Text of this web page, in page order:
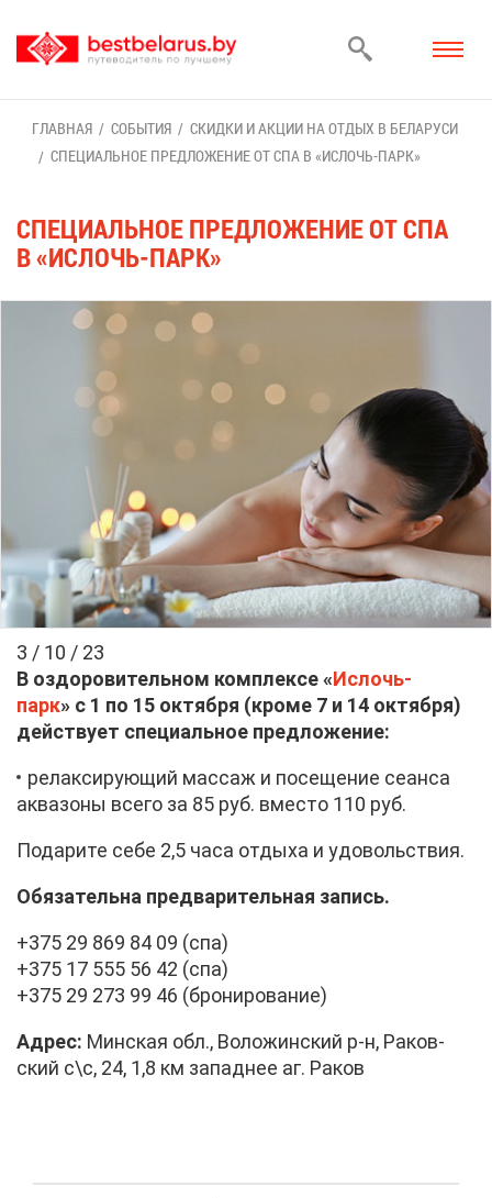
ГЛАВ­НАЯ СО­БЫ­ТИЯ
СКИД­КИ И АК­ЦИИ НА ОТ­ДЫХ В БЕ­ЛА­РУ­СИ
СПЕ­ЦИ­АЛЬ­НОЕ ПРЕД­ЛО­ЖЕ­НИЕ ОТ СПА В «ИС­ЛОЧЬ-ПАРК»
СПЕ­ЦИ­АЛЬ­НОЕ ПРЕД­ЛО­ЖЕ­НИЕ ОТ СПА
В «ИС­ЛОЧЬ-ПАРК»
3 / 10 / 23
В оздо­ро­ви­тель­ном ком­плек­се «Ис­лочь-
парк» с 1 по 15 ок­тяб­ря (кро­ме 7 и 14 ок­тяб­ря)
дей­ству­ет спе­ци­аль­ное пред­ло­же­ние:
ре­лак­си­ру­ю­щий мас­саж и по­се­ще­ние се­ан­са
ак­ва­зо­ны все­го за 85 руб. вме­сто 110 руб.
По­да­ри­те се­бе 2,5 ча­са от­ды­ха и удо­воль­ствия.
Обя­за­тель­на пред­ва­ри­тель­ная за­пись.
+375 29 869 84 09 (спа)
+375 17 555 56 42 (спа)
+375 29 273 99 46 (бро­ни­ро­ва­ние)
Ад­рес: Мин­ская обл., Во­ло­жин­ский р-н, Ра­ков­
ский с\с, 24, 1,8 км за­пад­нее аг. Ра­ков